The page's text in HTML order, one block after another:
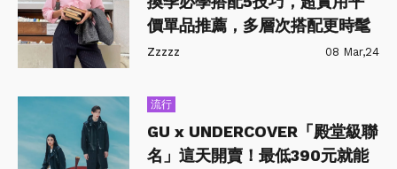
價單品推薦，多層次搭配更時髦
Zzzzz 08 Mar,24
流行
GU x UNDERCOVER「殿堂級聯
名」這天開賣！最低390元就能